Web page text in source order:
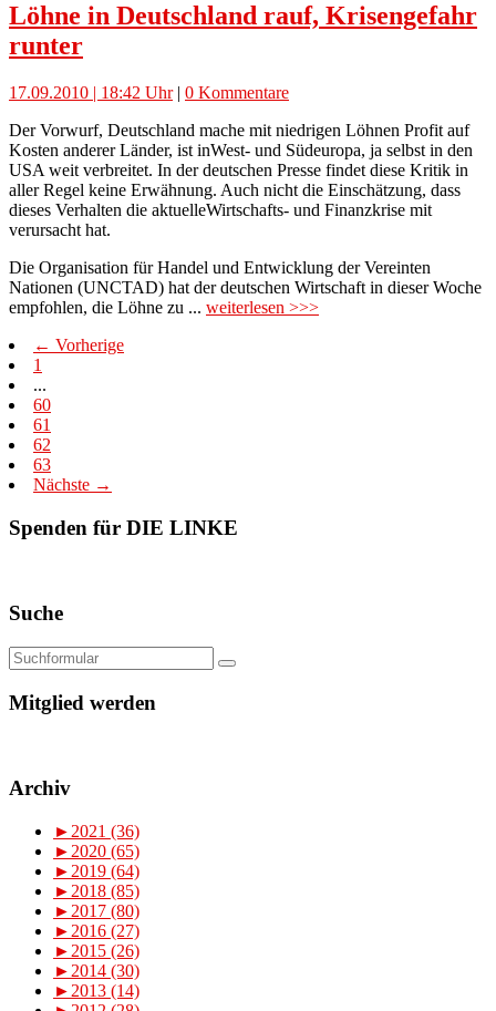
Löhne in Deutschland rauf, Krisengefahr
runter
17.09.2010 | 18:42 Uhr| 0 Kommentare
Der Vorwurf, Deutschland mache mit niedrigen Löhnen Profit auf
Kosten anderer Länder, ist inWest- und Südeuropa, ja selbst in den
USA weit verbreitet. In der deutschen Presse findet diese Kritik in
aller Regel keine Erwähnung. Auch nicht die Einschätzung, dass
dieses Verhalten die aktuelleWirtschafts- und Finanzkrise mit
verursacht hat.
Die Organisation für Handel und Entwicklung der Vereinten
Nationen (UNCTAD) hat der deutschen Wirtschaft in dieser Woche
empfohlen, die Löhne zu ... weiterlesen >>>
← Vorherige
1
...
60
61
62
63
Nächste →
Spenden für DIE LINKE
Suche
Mitglied werden
Archiv
► 2021 (36)
► 2020 (65)
► 2019 (64)
► 2018 (85)
► 2017 (80)
► 2016 (27)
► 2015 (26)
► 2014 (30)
► 2013 (14)